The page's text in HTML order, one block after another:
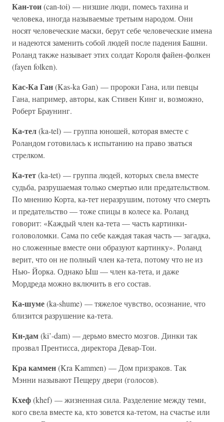
Кан-тои(can-toi) — низшие люди, помесь тахина и
человека, иногда называемые третьим народом. Они
носят человеческие маски, берут себе человеческие имена
и надеются заменить собой людей после падения Башни.
Роланд также называет этих солдат Короля файен-фолкен
(fayen folken).
Кас-Ка Ган(Kas-ka Gan) — пророки Гана, или певцы
Гана, например, авторы, как Стивен Кинг и, возможно,
Роберт Браунинг.
Ка-тел(ka-tel) — группа юношей, которая вместе с
Роландом готовилась к испытанию на право зваться
стрелком.
Ка-тет(ka-tet) — группа людей, которых свела вместе
судьба, разрушаемая только смертью или предательством.
По мнению Корта, ка-тет неразрушим, потому что смерть
и предательство — тоже спицы в колесе ка. Роланд
говорит: «Каждый член ка-тета — часть картинки-
головоломки. Сама по себе каждая такая часть — загадка,
но сложенные вместе они образуют картинку». Роланд
верит, что он не полный член ка-тета, потому что не из
Нью- Йорка. Однако Ыш — член ка-тета, и даже
Мордреда можно включить в его состав.
Ка-шуме(ka-shume) — тяжелое чувство, осознание, что
близится разрушение ка-тета.
Ки-дам(ki’-dam) — дерьмо вместо мозгов. Динки так
прозвал Прентисса, директора Девар-Тои.
Кра каммен(Kra Kammen) — Дом призраков. Так
Мэнни называют Пещеру двери (голосов).
Кхеф(khef) — жизненная сила. Разделение между теми,
кого свела вместе ка, кто зовется ка-тетом, на счастье или